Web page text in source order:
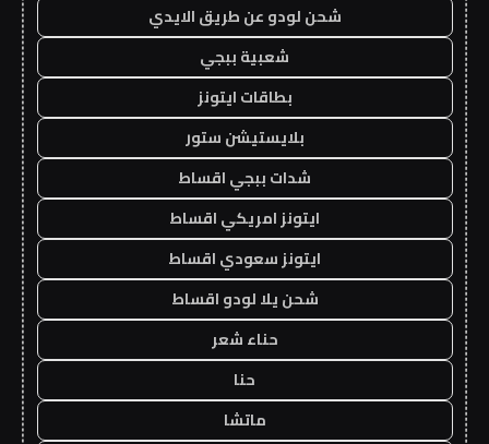
شحن لودو عن طريق الايدي
شعبية ببجي
بطاقات ايتونز
بلايستيشن ستور
شدات ببجي اقساط
ايتونز امريكي اقساط
ايتونز سعودي اقساط
شحن يلا لودو اقساط
حناء شعر
حنا
ماتشا